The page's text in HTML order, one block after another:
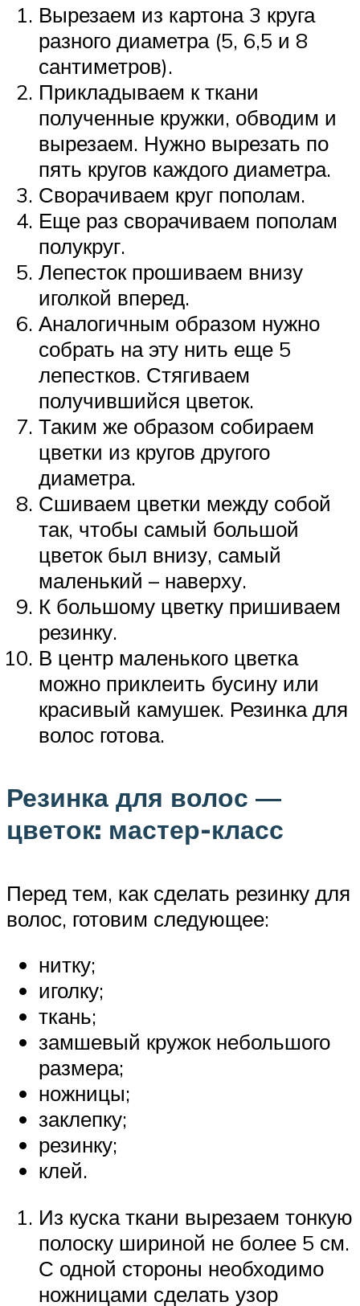
Вырезаем из картона 3 круга
разного диаметра (5, 6,5 и 8
сантиметров).
Прикладываем к ткани
полученные кружки, обводим и
вырезаем. Нужно вырезать по
пять кругов каждого диаметра.
Сворачиваем круг пополам.
Еще раз сворачиваем пополам
полукруг.
Лепесток прошиваем внизу
иголкой вперед.
Аналогичным образом нужно
собрать на эту нить еще 5
лепестков. Стягиваем
получившийся цветок.
Таким же образом собираем
цветки из кругов другого
диаметра.
Сшиваем цветки между собой
так, чтобы самый большой
цветок был внизу, самый
маленький – наверху.
К большому цветку пришиваем
резинку.
В центр маленького цветка
можно приклеить бусину или
красивый камушек. Резинка для
волос готова.
Резинка для волос —
цветок: мастер-класс
Перед тем, как сделать резинку для
волос, готовим следующее:
нитку;
иголку;
ткань;
замшевый кружок небольшого
размера;
ножницы;
заклепку;
резинку;
клей.
Из куска ткани вырезаем тонкую
полоску шириной не более 5 см.
С одной стороны необходимо
ножницами сделать узор